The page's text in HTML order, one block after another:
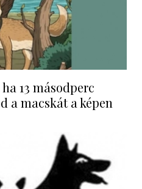
13 másodperc
a macskát a képen